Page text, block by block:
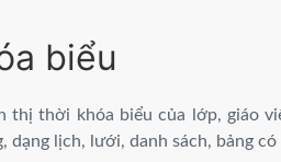
biểu
thị thời khóa biểu của lớp, giáo
dạng lịch, lưới, danh sách, bảng